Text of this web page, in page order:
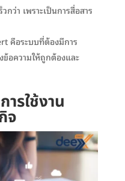
กว่า เพราะเป็นการสื่อสาร
คือระบบที่ต้องมีการ
อความให้ถูกต้องและ
ารใช้งาน
จ